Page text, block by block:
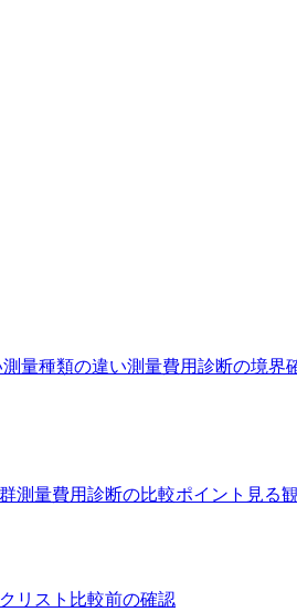
測量種類の違い測量費用診断の境界
測量費用診断の比較ポイント 見る
リスト 比較前の確認